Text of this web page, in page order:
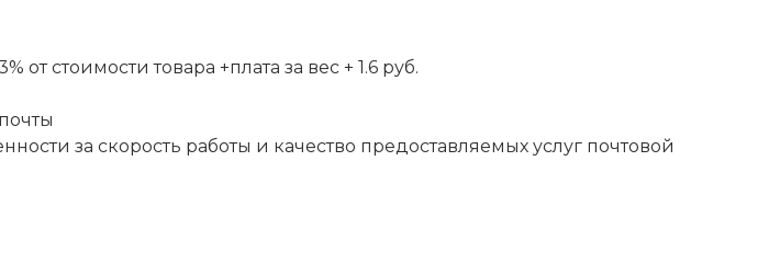
стоимости товара +плата за вес + 1.6 руб.
за скорость работы и качество предоставляемых услуг почтовой